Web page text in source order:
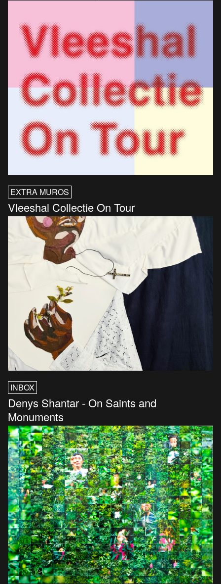
EXTRA MUROS
Vleeshal Collectie On Tour
INBOX
Denys Shantar - On Saints and
Monuments